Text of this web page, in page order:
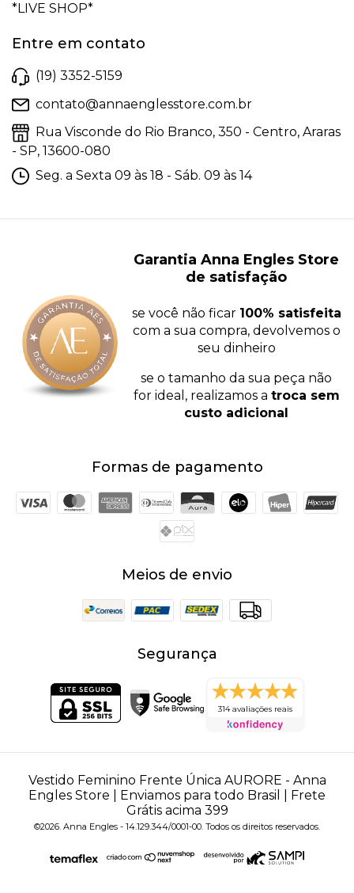
*LIVE SHOP*
Entre em contato
(19) 3352-5159
contato@annaenglesstore.com.br
Rua Visconde do Rio Branco, 350 - Centro, Araras
- SP, 13600-080
Seg. a Sexta 09 às 18 - Sáb. 09 às 14
Garantia Anna Engles Store
de satisfação
se você não ficar 100% satisfeita
com a sua compra, devolvemos o
seu dinheiro
se o tamanho da sua peça não
for ideal, realizamos a troca sem
custo adicional
Formas de pagamento
Meios de envio
Segurança
314 avaliações reais
Vestido Feminino Frente Única AURORE - Anna
Engles Store | Enviamos para todo Brasil | Frete
Grátis acima 399
©2026. Anna Engles - 14.129.344/0001-00. Todos os direitos reservados.